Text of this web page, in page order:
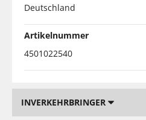
Deutschland
Artikelnummer
4501022540
INVERKEHRBRINGER